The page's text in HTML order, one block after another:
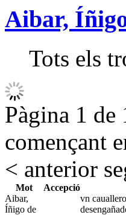
Aibar,
Tots els
Pàgina 1 de
començant
< anterior
Mot Accepció
Aibar,
Íñigo de
vn